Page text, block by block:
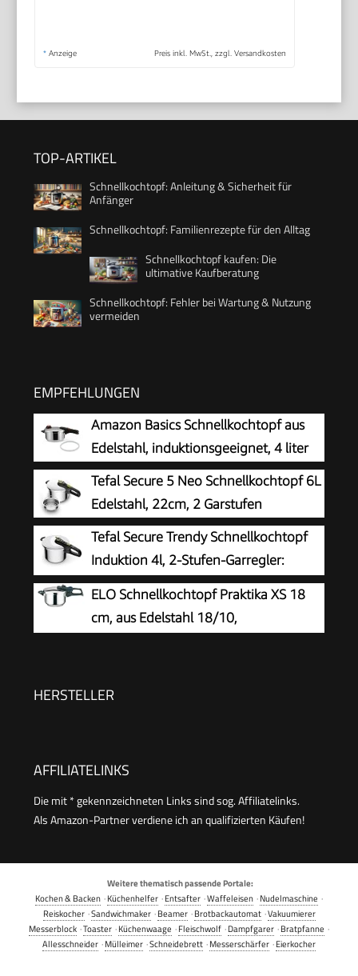
* Anzeige Preis inkl. MwSt., zzgl. Versandkosten
TOP-ARTIKEL
Schnellkochtopf: Anleitung & Sicherheit für
Anfänger
Schnellkochtopf: Familienrezepte für den Alltag
Schnellkochtopf kaufen: Die
ultimative Kaufberatung
Schnellkochtopf: Fehler bei Wartung & Nutzung
vermeiden
EMPFEHLUNGEN
Amazon Basics Schnellkochtopf aus
Edelstahl, induktionsgeeignet, 4 liter
Tefal Secure 5 Neo Schnellkochtopf 6L
Edelstahl, 22cm, 2 Garstufen
Tefal Secure Trendy Schnellkochtopf
Induktion 4l, 2-Stufen-Garregler:
Intensivstufe 117°C, Schonstufe 112°C,
Induktions-Kapselboden, für alle Herdarten,
Edelstahl/Schwarz/Grün, P2580400
ELO Schnellkochtopf Praktika XS 18
cm, aus Edelstahl 18/10,
Sicherheitsmechanismus, Schnellkochtopf
HERSTELLER
AFFILIATELINKS
Die mit * gekennzeichneten Links sind sog. Affiliatelinks.
Als Amazon-Partner verdiene ich an qualifizierten Käufen!
Weitere thematisch passende Portale:
Kochen & Backen ·Küchenhelfer ·Entsafter ·Waffeleisen ·Nudelmaschine ·
Reiskocher·Sandwichmaker·Beamer·Brotbackautomat·Vakuumierer
Messerblock ·Toaster ·Küchenwaage ·Fleischwolf ·Dampfgarer ·Bratpfanne ·
Allesschneider ·Mülleimer ·Schneidebrett ·Messerschärfer ·Eierkocher